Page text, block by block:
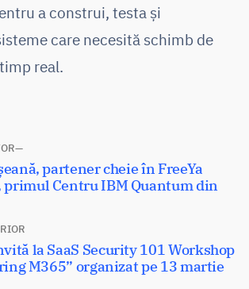
a construi, testa și
care necesită schimb de
real.
la SaaS Security 101 Workshop
M365” organizat pe 13 martie
partener cheie în FreeYa
primul Centru IBM Quantum din